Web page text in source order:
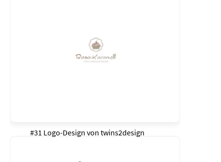
#31 Logo-Design von twins2design